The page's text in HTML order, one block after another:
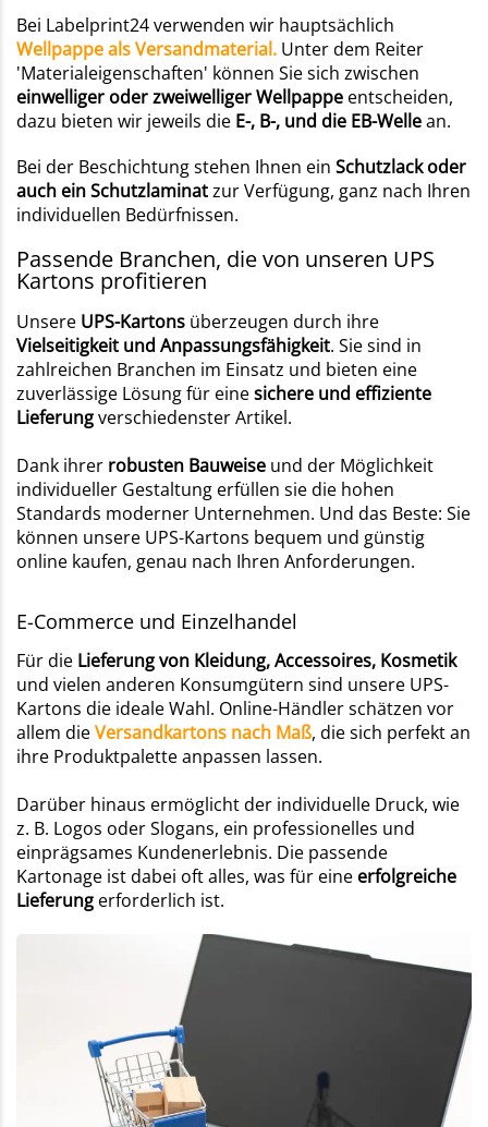
Bei Labelprint24 verwenden wir hauptsächlich
Wellpappe als Versandmaterial. Unter dem Reiter
'Materialeigenschaften' können Sie sich zwischen
einwelliger oder zweiwelliger Wellpappe entscheiden,
dazu bieten wir jeweils die E-, B-, und die EB-Wellean.
Bei der Beschichtung stehen Ihnen ein Schutzlack oder
auch ein Schutzlaminatzur Verfügung, ganz nach Ihren
individuellen Bedürfnissen.
Passende Branchen, die von unseren UPS
Kartons profitieren
Unsere UPS-Kartons überzeugen durch ihre
Vielseitigkeit und Anpassungsfähigkeit. Sie sind in
zahlreichen Branchen im Einsatz und bieten eine
zuverlässige Lösung für einesichere und effiziente
Lieferungverschiedenster Artikel.
Dank ihrer robusten Bauweise und der Möglichkeit
individueller Gestaltung erfüllen sie die hohen
Standards moderner Unternehmen. Und das Beste: Sie
können unsere UPS-Kartons bequem und günstig
online kaufen, genau nach Ihren Anforderungen.
E-Commerce und Einzelhandel
Für die Lieferung von Kleidung, Accessoires, Kosmetik
und vielen anderen Konsumgütern sind unsere UPS-
Kartons die ideale Wahl. Online-Händler schätzen vor
allem dieVersandkartons nach Maß, die sich perfekt an
ihre Produktpalette anpassen lassen.
Darüber hinaus ermöglicht der individuelle Druck, wie
z. B. Logos oder Slogans, ein professionelles und
einprägsames Kundenerlebnis. Die passende
Kartonage ist dabei oft alles, was für eine erfolgreiche
Lieferung erforderlich ist.